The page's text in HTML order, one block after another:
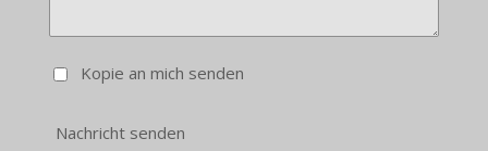
Kopie an mich senden
Nachricht senden